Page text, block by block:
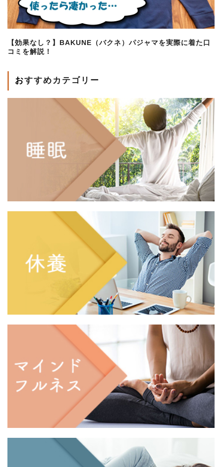
【効果なし？】BAKUNE（バクネ）パジャマを実際に着た口
コミを解説！
おすすめカテゴリー